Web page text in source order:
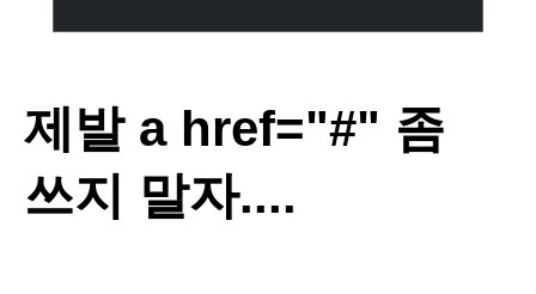
제발 a href="#" 좀
쓰지 말자....